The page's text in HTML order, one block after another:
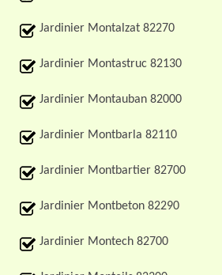
Jardinier Montalzat 82270
Jardinier Montastruc 82130
Jardinier Montauban 82000
Jardinier Montbarla 82110
Jardinier Montbartier 82700
Jardinier Montbeton 82290
Jardinier Montech 82700